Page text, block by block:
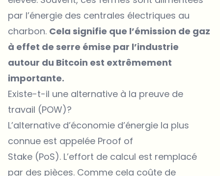
par l’énergie des centrales électriques au
charbon. Cela signifie que l’émission de gaz
à effet de serre émise par l’industrie
autour du Bitcoin est extrêmement
importante.
Existe-t-il une alternative à la preuve de
travail (POW)?
L’alternative d’économie d’énergie la plus
connue est appelée Proof of
Stake (PoS). L’effort de calcul est remplacé
par des pièces. Comme cela coûte de